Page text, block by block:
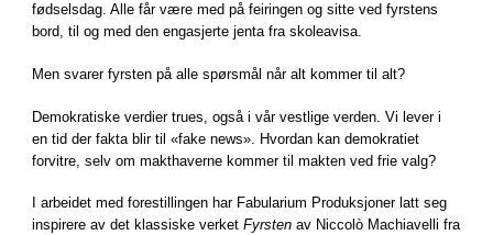
fødselsdag. Alle får være med på feiringen og sitte ved fyrstens
bord, til og med den engasjerte jenta fra skoleavisa.
Men svarer fyrsten på alle spørsmål når alt kommer til alt?
Demokratiske verdier trues, også i vår vestlige verden. Vi lever i
en tid der fakta blir til «fake news». Hvordan kan demokratiet
forvitre, selv om makthaverne kommer til makten ved frie valg?
I arbeidet med forestillingen har Fabularium Produksjoner latt seg
inspirere av det klassiske verketFyrsten av Niccolò Machiavelli fra